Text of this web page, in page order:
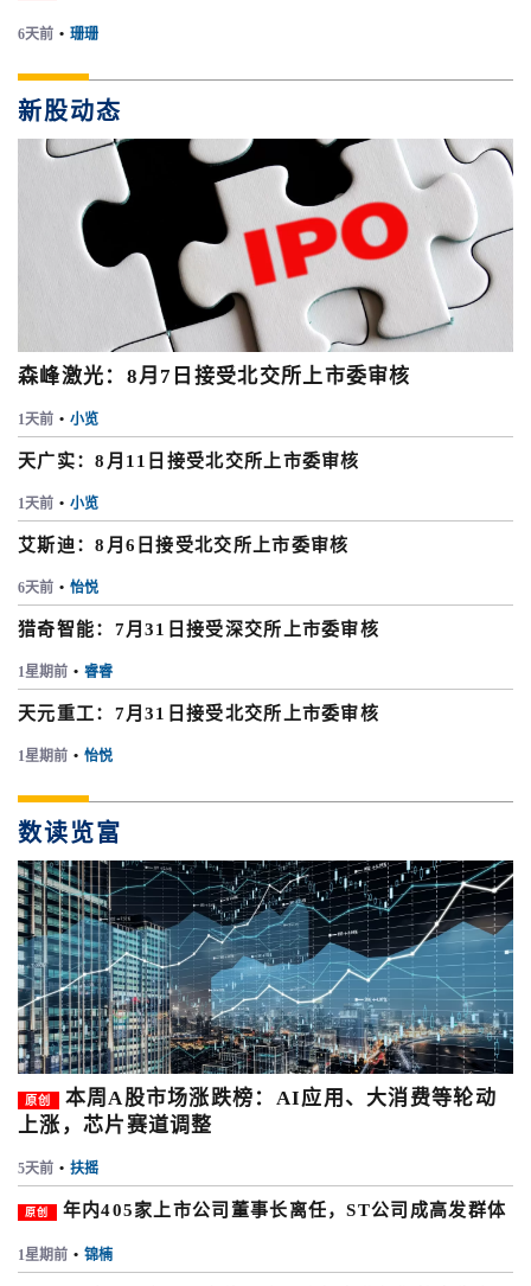
6天前 • 珊珊
新股动态
森峰激光：8月7日接受北交所上市委审核
1天前 • 小览
天广实：8月11日接受北交所上市委审核
1天前 • 小览
艾斯迪：8月6日接受北交所上市委审核
6天前 • 怡悦
猎奇智能：7月31日接受深交所上市委审核
1星期前 • 睿睿
天元重工：7月31日接受北交所上市委审核
1星期前 • 怡悦
数读览富
原创
本周A股市场涨跌榜：AI应用、大消费等轮动
上涨，芯片赛道调整
5天前 • 扶摇
原创 年内405家上市公司董事长离任，ST公司成高发群体
1星期前 • 锦楠